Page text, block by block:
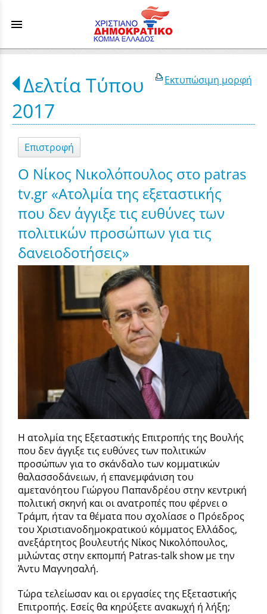
menu
Εκτυπώσιμη μορφή
Δελτία Τύπου
2017
Επιστροφή
Ο Νίκος Νικολόπουλος στο patras
tv.gr «Ατολμία της εξεταστικής
που δεν άγγιξε τις ευθύνες των
πολιτικών προσώπων για τις
δανειοδοτήσεις»
Η ατολμία της Εξεταστικής Επιτροπής της Βουλής
που δεν άγγιξε τις ευθύνες των πολιτικών
προσώπων για το σκάνδαλο των κομματικών
θαλασσοδάνειων, ή επανεμφάνιση του
αμετανόητου Γιώργου Παπανδρέου στην κεντρική
πολιτική σκηνή και οι ανατροπές που φέρνει ο
Τράμπ, ήταν τα θέματα που σχολίασε ο Πρόεδρος
του Χριστιανοδημοκρατικού κόμματος Ελλάδος,
ανεξάρτητος βουλευτής Νίκος Νικολόπουλος,
μιλώντας στην εκπομπή Patras-talk show με την
Άντυ Μαγνησαλή.
Τώρα τελείωσαν και οι εργασίες της Εξεταστικής
Επιτροπής. Εσείς θα κηρύξετε ανακωχή ή λήξη;